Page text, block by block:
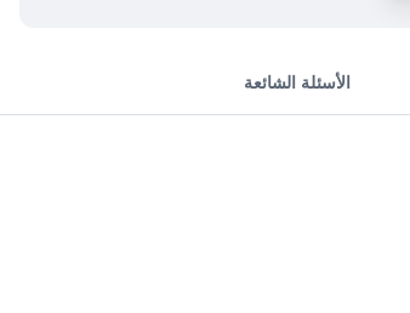
الأسئلة الشائعة